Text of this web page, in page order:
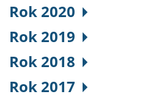
Rok 2020
Rok 2019
Rok 2018
Rok 2017